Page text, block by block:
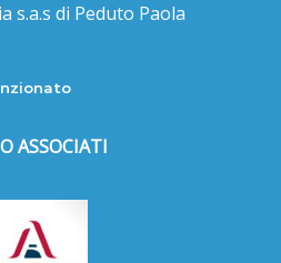
s.a.s di Peduto Paola
ASSOCIATI